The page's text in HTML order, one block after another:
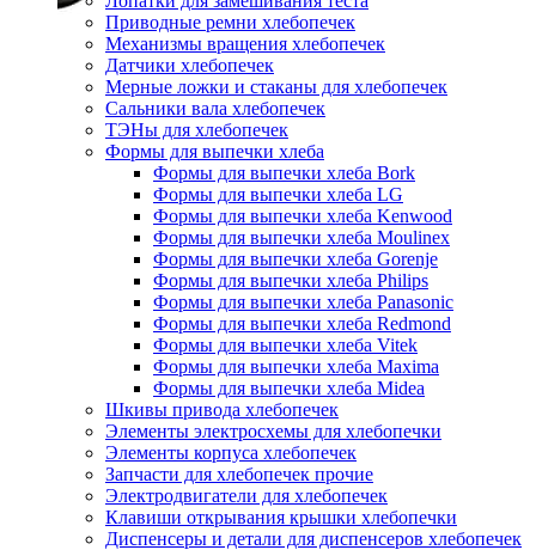
Приводные ремни хлебопечек
Механизмы вращения хлебопечек
Датчики хлебопечек
Мерные ложки и стаканы для хлебопечек
Сальники вала хлебопечек
ТЭНы для хлебопечек
Формы для выпечки хлеба
Формы для выпечки хлеба Bork
Формы для выпечки хлеба LG
Формы для выпечки хлеба Kenwood
Формы для выпечки хлеба Moulinex
Формы для выпечки хлеба Gorenje
Формы для выпечки хлеба Philips
Формы для выпечки хлеба Panasonic
Формы для выпечки хлеба Redmond
Формы для выпечки хлеба Vitek
Формы для выпечки хлеба Maxima
Формы для выпечки хлеба Midea
Шкивы привода хлебопечек
Элементы электросхемы для хлебопечки
Элементы корпуса хлебопечек
Запчасти для хлебопечек прочие
Электродвигатели для хлебопечек
Клавиши открывания крышки хлебопечки
Диспенсеры и детали для диспенсеров хлебопечек